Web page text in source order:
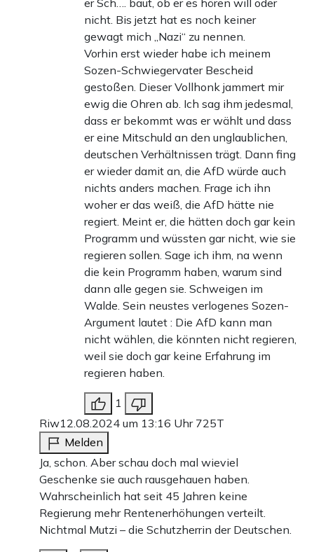
er Sch…. baut, ob er es hören will oder
nicht. Bis jetzt hat es noch keiner
gewagt mich „Nazi“ zu nennen.
Vorhin erst wieder habe ich meinem
Sozen-Schwiegervater Bescheid
gestoßen. Dieser Vollhonk jammert mir
ewig die Ohren ab. Ich sag ihm jedesmal,
dass er bekommt was er wählt und dass
er eine Mitschuld an den unglaublichen,
deutschen Verhältnissen trägt. Dann fing
er wieder damit an, die AfD würde auch
nichts anders machen. Frage ich ihn
woher er das weiß, die AfD hätte nie
regiert. Meint er, die hätten doch gar kein
Programm und wüssten gar nicht, wie sie
regieren sollen. Sage ich ihm, na wenn
die kein Programm haben, warum sind
dann alle gegen sie. Schweigen im
Walde. Sein neustes verlogenes Sozen-
Argument lautet : Die AfD kann man
nicht wählen, die könnten nicht regieren,
weil sie doch gar keine Erfahrung im
regieren haben.
1
Riw12.08.2024 um 13:16 Uhr 725T
Melden
Ja, schon. Aber schau doch mal wieviel
Geschenke sie auch rausgehauen haben.
Wahrscheinlich hat seit 45 Jahren keine
Regierung mehr Rentenerhöhungen verteilt.
Nichtmal Mutzi – die Schutzherrin der Deutschen.